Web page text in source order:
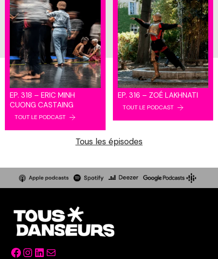
EP. 318 – ERIC MINH
CUONG CASTAING
TOUT LE PODCAST
EP. 316 – ZOÉ LAKHNATI
TOUT LE PODCAST
Tous les épisodes
Facebook
Instagram
LinkedIn
Mail